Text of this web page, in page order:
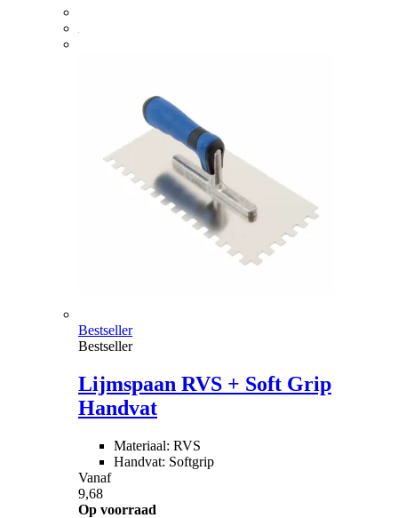
Bestseller
Bestseller
Lijmspaan RVS + Soft Grip
Handvat
Materiaal: RVS
Handvat: Softgrip
Vanaf
9,68
Op voorraad